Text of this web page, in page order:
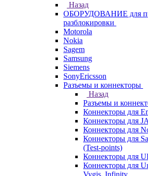
Назад
ОБОРУДОВАНИЕ для
разблокировки
Motorola
Nokia
Sagem
Samsung
Siemens
SonyEricsson
Разъемы и коннекторы
Назад
Разъемы и
Коннекторы для
Коннекторы для
Коннекторы для
Коннекторы для
(Test-points)
Коннекторы для
Коннекторы для
Vygis, Infinity